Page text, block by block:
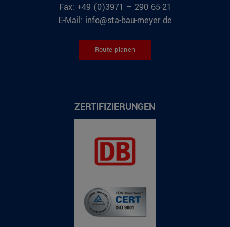
Fax: +49 (0)3971 – 290 65-21
E-Mail: info@sta-bau-meyer.de
Route planen
ZERTIFIZIERUNGEN